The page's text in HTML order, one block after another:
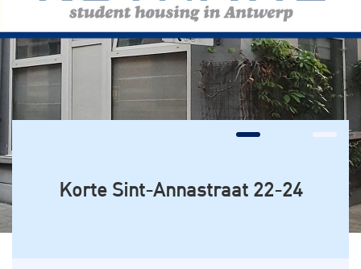
Korte Sint-Annastraat 22-24